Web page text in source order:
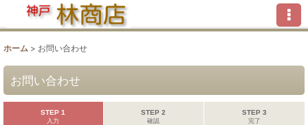
ホーム > お問い合わせ
お問い合わせ
STEP 1
入力
STEP 2
確認
STEP 3
完了